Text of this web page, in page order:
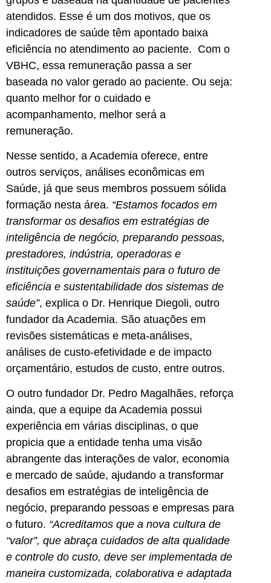
atendidos. Esse é um dos motivos, que os
indicadores de saúde têm apontado baixa
eficiência no atendimento ao paciente. Com o
VBHC, essa remuneração passa a ser
baseada no valor gerado ao paciente. Ou seja:
quanto melhor for o cuidado e
acompanhamento, melhor será a
remuneração.
Nesse sentido, a Academia oferece, entre
outros serviços, análises econômicas em
Saúde, já que seus membros possuem sólida
formação nesta área. “Estamos focados em
transformar os desafios em estratégias de
inteligência de negócio, preparando pessoas,
prestadores, indústria, operadoras e
instituições governamentais para o futuro de
eficiência e sustentabilidade dos sistemas de
saúde”, explica o Dr. Henrique Diegoli, outro
fundador da Academia. São atuações em
revisões sistemáticas e meta-análises,
análises de custo-efetividade e de impacto
orçamentário, estudos de custo, entre outros.
O outro fundador Dr. Pedro Magalhães, reforça
ainda, que a equipe da Academia possui
experiência em várias disciplinas, o que
propicia que a entidade tenha uma visão
abrangente das interações de valor, economia
e mercado de saúde, ajudando a transformar
desafios em estratégias de inteligência de
negócio, preparando pessoas e empresas para
o futuro. “Acreditamos que a nova cultura de
“valor”, que abraça cuidados de alta qualidade
e controle do custo, deve ser implementada de
maneira customizada, colaborativa e adaptada